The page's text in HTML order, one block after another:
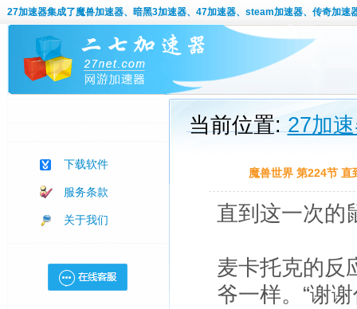
27加速器集成了魔兽加速器、暗黑3加速器、47加速器、steam加速器、传奇加速
下载软件
服务条款
关于我们
当前位置:27加
魔兽世界 第224节 直
直到这一次的
麦卡托克的反
爷一样。“谢